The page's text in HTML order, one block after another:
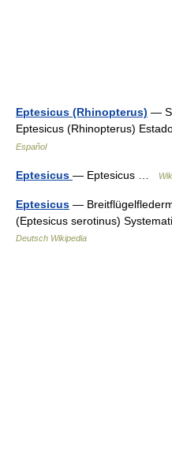
Eptesicus (Rhinopterus) —
Eptesicus (Rhinopterus)
Español
Eptesicus — Eptesicus …
Eptesicus —
(Eptesicus serotinus)
Deutsch Wikipedia